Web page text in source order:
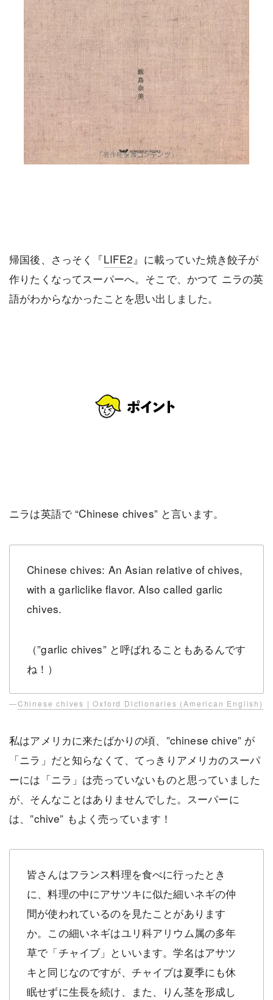
帰国後、さっそく『LIFE2』に載っていた焼き餃子が
作りたくなってスーパーへ。そこで、かつて ニラの英
語がわからなかったことを思い出しました。
ニラは英語で “Chinese chives” と言います。
Chinese chives: An Asian relative of chives,
with a garliclike flavor. Also called garlic
chives.
（”garlic chives” と呼ばれることもあるんです
ね！）
—Chinese chives | Oxford Dictionaries (American English)
私はアメリカに来たばかりの頃、”chinese chive” が
「ニラ」だと知らなくて、てっきりアメリカのスーパ
ーには「ニラ」は売っていないものと思っていました
が、そんなことはありませんでした。スーパーに
は、”chive” もよく売っています！
皆さんはフランス料理を食べに行ったとき
に、料理の中にアサツキに似た細いネギの仲
間が使われているのを見たことがあります
か。この細いネギはユリ科アリウム属の多年
草で「チャイブ」といいます。学名はアサツ
キと同じなのですが、チャイブは夏季にも休
眠せずに生長を続け、また、りん茎を形成し